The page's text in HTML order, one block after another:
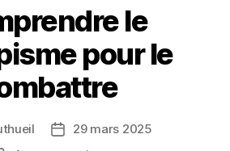
le
pour le
Date29 mars 2025